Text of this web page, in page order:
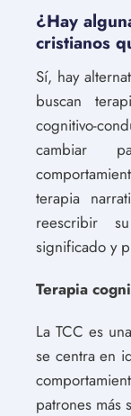
¿Hay
cristianos
Sí, hay
buscan
cognitivo-
cambiar
terapia
reescribir
significado y
Terapia
La TCC es
se centra en
patrones más